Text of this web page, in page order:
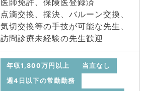
点滴交換、採決、バルーン交換、
気切交換等の手技が可能な先生、
訪問診療未経験の先生歓迎
年収1,800万円以上
当直なし
週4日以下の常勤勤務